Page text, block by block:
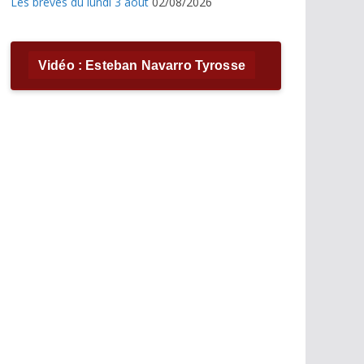
Vidéo : Esteban Navarro Tyrosse